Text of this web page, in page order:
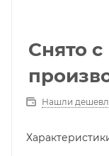
Снято с
Нашли